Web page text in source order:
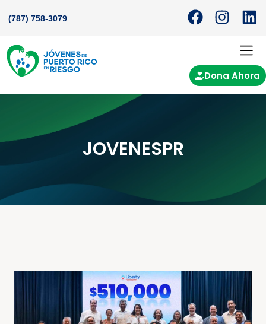
(787) 758-3079
Dona Ahora
JOVENESPR